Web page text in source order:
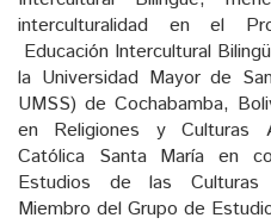
interculturalidad en el
Educación Intercultural
la Universidad Mayor de
UMSS) de Cochabamba,
en Religiones y Culturas
Católica Santa María en
Estudios de las Culturas
Miembro del Grupo de